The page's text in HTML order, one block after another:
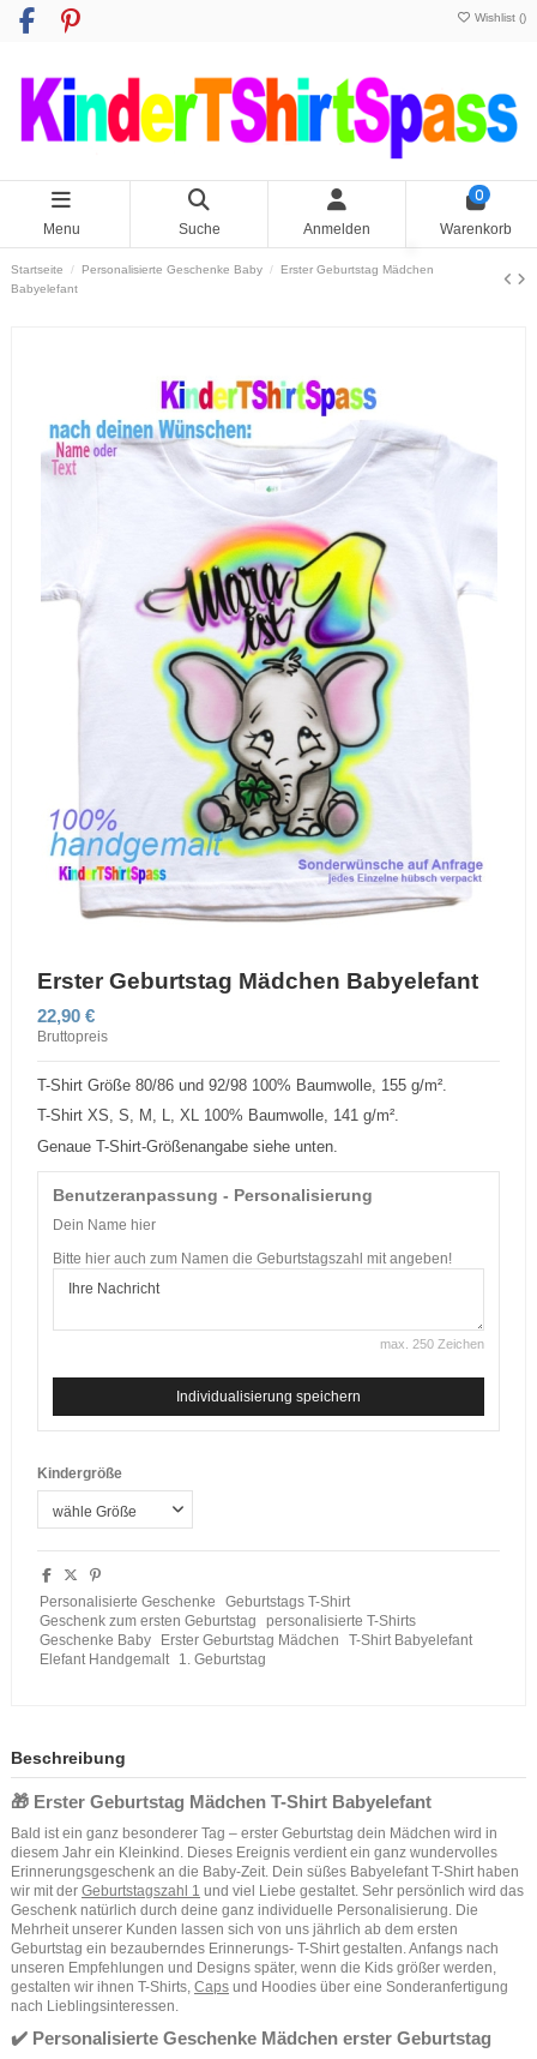
Wishlist ()
Menu Suche Anmelden
0
Warenkorb
Startseite Personalisierte Geschenke Baby
Erster Geburtstag Mädchen
Babyelefant
Erster Geburtstag Mädchen Babyelefant
22,90 €
Bruttopreis
T-Shirt Größe 80/86 und 92/98 100% Baumwolle, 155 g/m².
T-Shirt XS, S, M, L, XL 100% Baumwolle, 141 g/m².
Genaue T-Shirt-Größenangabe siehe unten.
Benutzeranpassung - Personalisierung
Dein Name hier
Bitte hier auch zum Namen die Geburtstagszahl mit angeben!
max. 250 Zeichen
Individualisierung speichern
Kindergröße
Personalisierte Geschenke
Geburtstags T-Shirt
Geschenk zum ersten Geburtstag
personalisierte T-Shirts
Geschenke Baby
Erster Geburtstag Mädchen
T-Shirt Babyelefant
Elefant Handgemalt
1. Geburtstag
Beschreibung
🎁 Erster Geburtstag Mädchen T-Shirt Babyelefant
Bald ist ein ganz besonderer Tag – erster Geburtstag dein Mädchen wird in
diesem Jahr ein Kleinkind. Dieses Ereignis verdient ein ganz wundervolles
Erinnerungsgeschenk an die Baby-Zeit. Dein süßes Babyelefant T-Shirt haben
wir mit der Geburtstagszahl 1 und viel Liebe gestaltet. Sehr persönlich wird das
Geschenk natürlich durch deine ganz individuelle Personalisierung. Die
Mehrheit unserer Kunden lassen sich von uns jährlich ab dem ersten
Geburtstag ein bezauberndes Erinnerungs- T-Shirt gestalten. Anfangs nach
unseren Empfehlungen und Designs später, wenn die Kids größer werden,
gestalten wir ihnen T-Shirts, Caps und Hoodies über eine Sonderanfertigung
nach Lieblingsinteressen.
✔️ Personalisierte Geschenke Mädchen erster Geburtstag